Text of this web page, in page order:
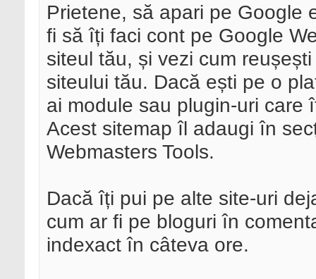
Prietene, să apari pe Google
fi să îți faci cont pe Google
siteul tău, și vezi cum
siteului tău. Dacă ești pe o
ai module sau plugin-uri care
Acest sitemap îl adaugi în
Webmasters Tools.
Dacă îți pui pe alte site-uri
cum ar fi pe bloguri în
indexact în câteva ore.